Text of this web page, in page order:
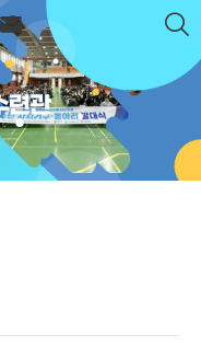
련관